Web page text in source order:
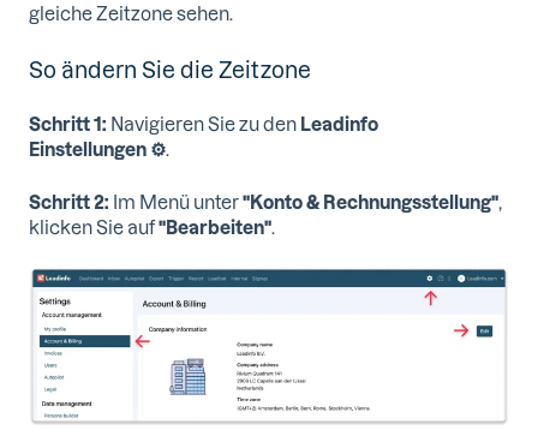
gleiche Zeitzone sehen.
So ändern Sie die Zeitzone
Schritt 1: Navigieren Sie zu den Leadinfo
Einstellungen ⚙️.
Schritt 2: Im Menü unter"Konto & Rechnungsstellung",
klicken Sie auf"Bearbeiten".